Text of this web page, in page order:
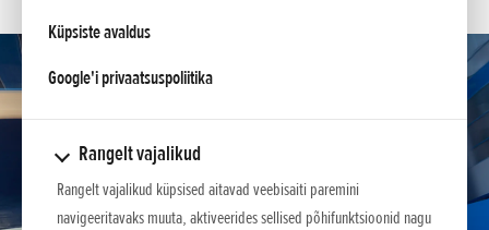
Küpsiste avaldus
Google'i privaatsuspoliitikaopens in a new tab
Rangelt vajalikud
Rangelt vajalikud küpsised aitavad veebisaiti paremini
navigeeritavaks muuta, aktiveerides sellised põhifunktsioonid nagu